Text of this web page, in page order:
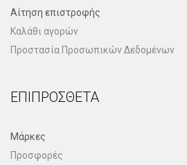
Αίτηση επιστροφής
Καλάθι αγορών
Προστασία Προσωπικών Δεδομένων
ΕΠΙΠΡΌΣΘΕΤΑ
Μάρκες
Προσφορές